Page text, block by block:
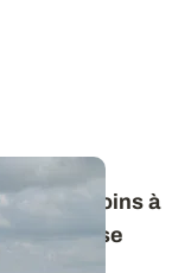
: les besoins à
de la dose